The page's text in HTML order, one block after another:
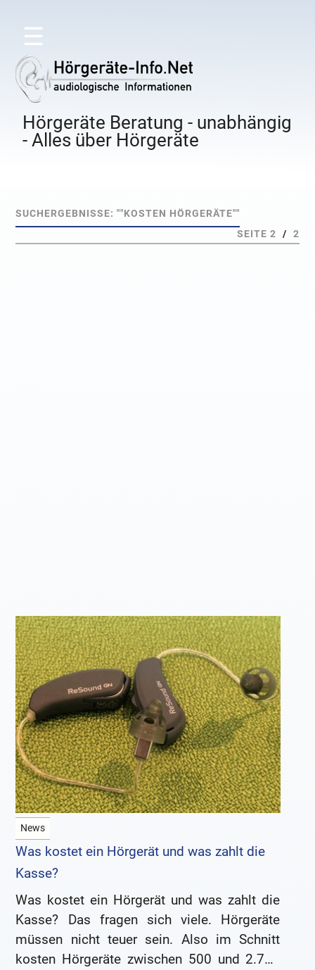
☰
Hörgeräte Beratung - unabhängig
- Alles über Hörgeräte
SUCHERGEBNISSE: ""KOSTEN HÖRGERÄTE""
SEITE 2 / 2
News
Was kostet ein Hörgerät und was zahlt die
Kasse?
Was kostet ein Hörgerät und was zahlt die
Kasse? Das fragen sich viele. Hörgeräte
müssen nicht teuer sein. Also im Schnitt
kosten Hörgeräte zwischen 500 und 2.700